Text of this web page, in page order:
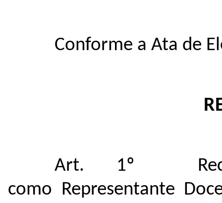
Conforme a Ata de
Art. 1º
como Representante